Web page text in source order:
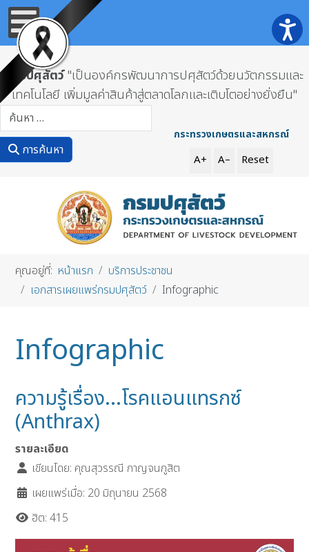
กรมปศุสัตว์"เป็นองค์กรพัฒนาการปศุสัตว์ด้วยนวัตกรรมและ
เทคโนโลยี เพิ่มมูลค่าสินค้าสู่ตลาดโลกและเติบโตอย่างยั่งยืน"
การค้นหา
กระทรวงเกษตรและสหกรณ์
A+ A– Reset
คุณอยู่ที่: หน้าแรก
บริการประชาชน
เอกสารเผยแพร่กรมปศุสัตว์
Infographic
Infographic
ความรู้เรื่อง...โรคแอนแทรกซ์
(Anthrax)
รายละเอียด
เขียนโดย: คุณสุวรรณี กาญจนภูสิต
เผยแพร่เมื่อ: 20 มิถุนายน 2568
ฮิต: 415